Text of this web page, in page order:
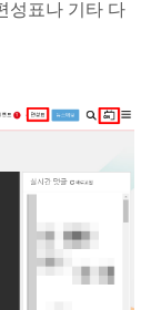
성표나 기타 다